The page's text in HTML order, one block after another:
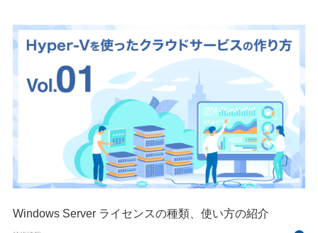
Windows Server ライセンスの種類、使い方の紹介